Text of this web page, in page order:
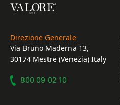
Direzione Generale
Via Bruno Maderna 13,
30174 Mestre (Venezia) Italy
800 09 02 10